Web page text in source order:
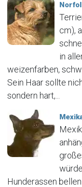
cm),
in
weizenfarben,
Sein Haar sollte
sondern hart,...
Hunderassen